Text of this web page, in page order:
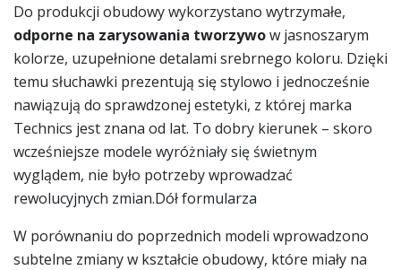
Do produkcji obudowy wykorzystano wytrzymałe,
odporne na zarysowania tworzywow jasnoszarym
kolorze, uzupełnione detalami srebrnego koloru. Dzięki
temu słuchawki prezentują się stylowo i jednocześnie
nawiązują do sprawdzonej estetyki, z której marka
Technics jest znana od lat. To dobry kierunek – skoro
wcześniejsze modele wyróżniały się świetnym
wyglądem, nie było potrzeby wprowadzać
rewolucyjnych zmian.Dół formularza
W porównaniu do poprzednich modeli wprowadzono
subtelne zmiany w kształcie obudowy, które miały na